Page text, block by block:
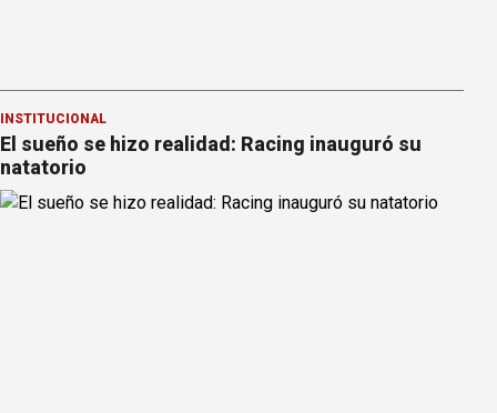
INSTITUCIONAL
El sueño se hizo realidad: Racing inauguró su
natatorio